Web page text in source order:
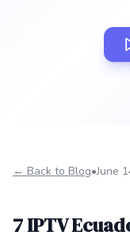
← Back to Blog•June
7 IPTV